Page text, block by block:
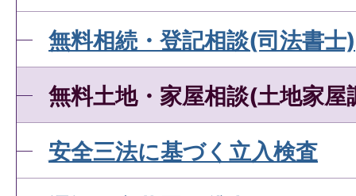
無料相続・登記相談(司法書士)
無料土地・家屋相談(土地家屋
安全三法に基づく立入検査